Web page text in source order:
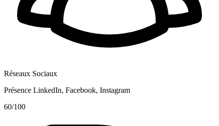
Réseaux Sociaux
Présence LinkedIn, Facebook, Instagram
60/100